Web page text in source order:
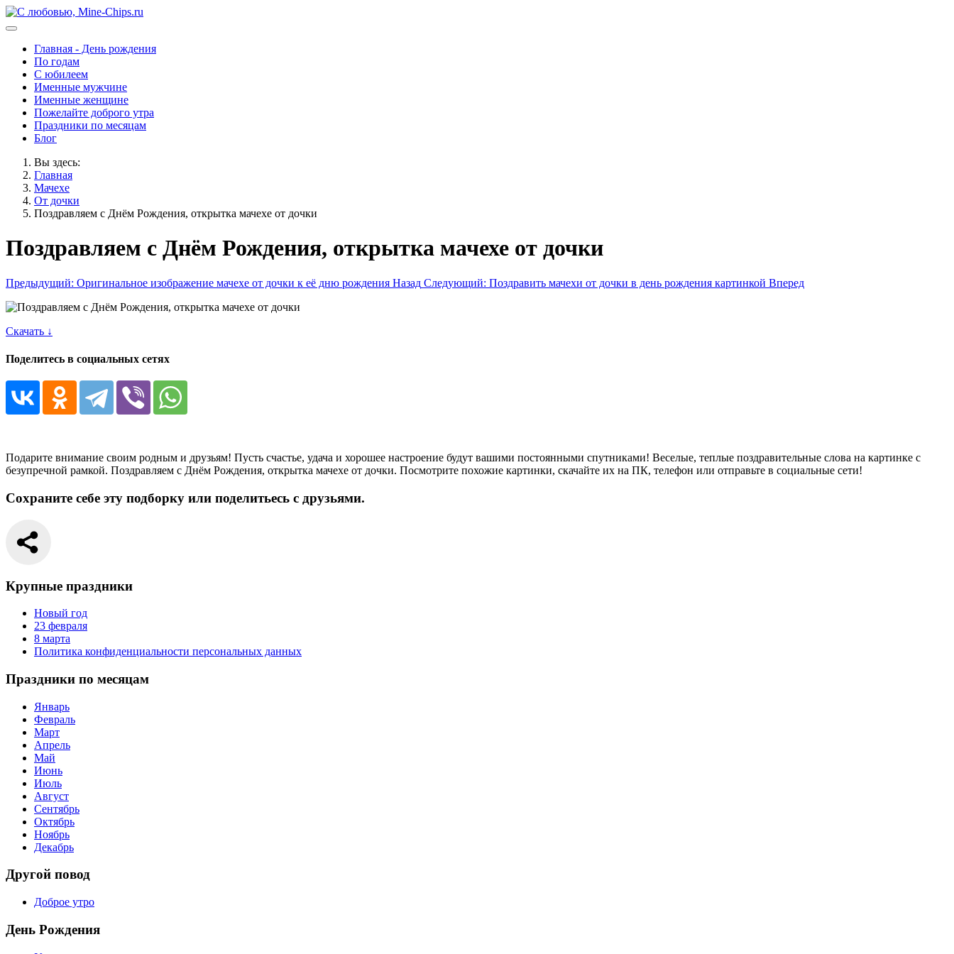
Главная - День рождения
По годам
С юбилеем
Именные мужчине
Именные женщине
Пожелайте доброго утра
Праздники по месяцам
Блог
Вы здесь:
Главная
Мачехе
От дочки
Поздравляем с Днём Рождения, открытка мачехе от дочки
Поздравляем с Днём Рождения, открытка мачехе от дочки
Предыдущий: Оригинальное изображение мачехе от дочки к её дню рождения Назад Следующий: Поздравить мачехи от дочки в день рождения картинкой Вперед
Скачать ↓
Поделитесь в социальных сетях
Подарите внимание своим родным и друзьям! Пусть счастье, удача и хорошее настроение будут вашими постоянными спутниками! Веселые, теплые поздравительные слова на картинке с
безупречной рамкой. Поздравляем с Днём Рождения, открытка мачехе от дочки. Посмотрите похожие картинки, скачайте их на ПК, телефон или отправьте в социальные сети!
Сохраните себе эту подборку или поделитьесь с друзьями.
Крупные праздники
Новый год
23 февраля
8 марта
Политика конфиденциальности персональных данных
Праздники по месяцам
Январь
Февраль
Март
Апрель
Май
Июнь
Июль
Август
Сентябрь
Октябрь
Ноябрь
Декабрь
Другой повод
Доброе утро
День Рождения